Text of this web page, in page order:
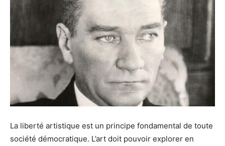
La liberté artistique est un principe fondamental de toute
société démocratique. L’art doit pouvoir explorer en